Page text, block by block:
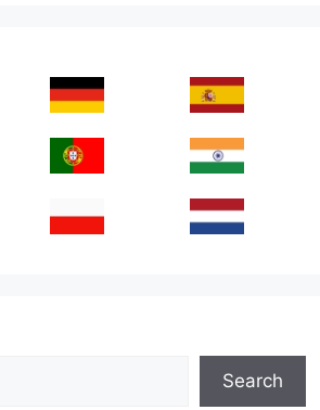
Search